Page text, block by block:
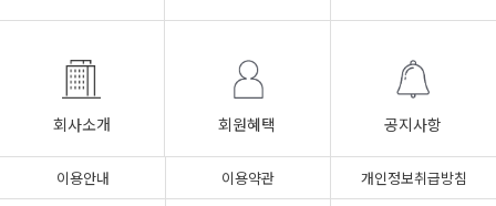
회사소개 회원혜택 공지사항
이용안내 이용약관
개인정보취급방침